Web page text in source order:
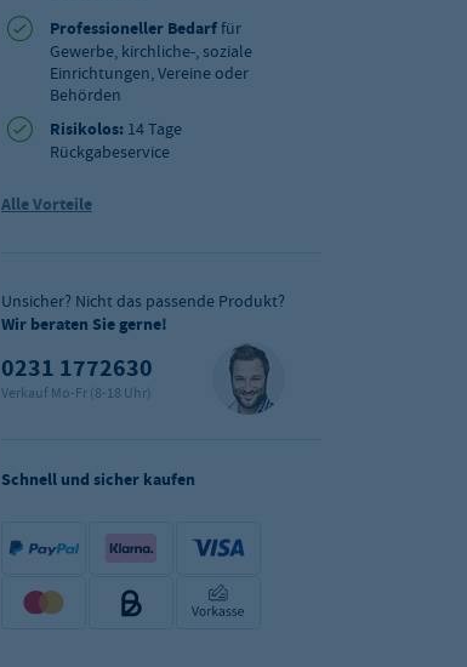
Professioneller Bedarffür
Gewerbe, kirchliche-, soziale
Einrichtungen, Vereine oder
Behörden
Risikolos: 14 Tage
Rückgabeservice
Alle Vorteile
Unsicher? Nicht das passende Produkt?
Wir beraten Sie gerne!
0231 1772630
Verkauf Mo-Fr (8-18 Uhr)
Schnell und sicher kaufen